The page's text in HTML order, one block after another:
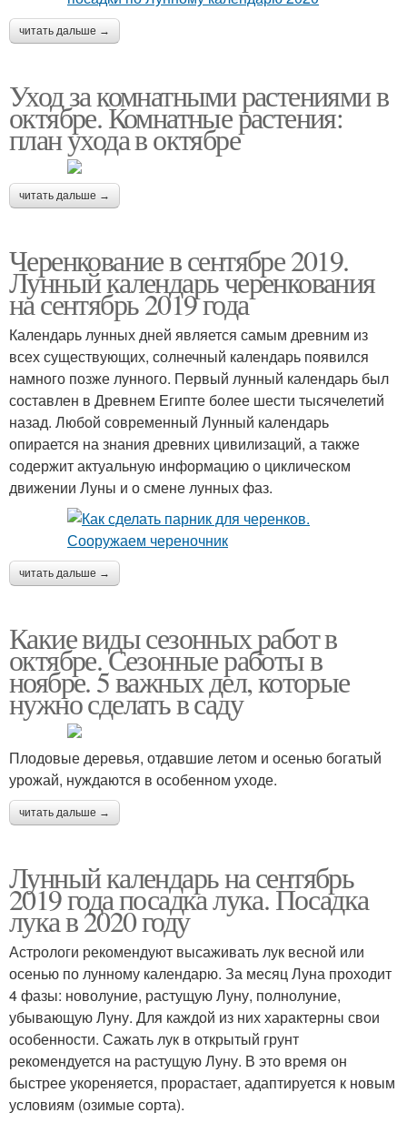
читать дальше →
Уход за комнатными растениями в
октябре. Комнатные растения:
план ухода в октябре
читать дальше →
Черенкование в сентябре 2019.
Лунный календарь черенкования
на сентябрь 2019 года
Календарь лунных дней является самым древним из
всех существующих, солнечный календарь появился
намного позже лунного. Первый лунный календарь был
составлен в Древнем Египте более шести тысячелетий
назад. Любой современный Лунный календарь
опирается на знания древних цивилизаций, а также
содержит актуальную информацию о циклическом
движении Луны и о смене лунных фаз.
читать дальше →
Какие виды сезонных работ в
октябре. Сезонные работы в
ноябре. 5 важных дел, которые
нужно сделать в саду
Плодовые деревья, отдавшие летом и осенью богатый
урожай, нуждаются в особенном уходе.
читать дальше →
Лунный календарь на сентябрь
2019 года посадка лука. Посадка
лука в 2020 году
Астрологи рекомендуют высаживать лук весной или
осенью по лунному календарю. За месяц Луна проходит
4 фазы: новолуние, растущую Луну, полнолуние,
убывающую Луну. Для каждой из них характерны свои
особенности. Сажать лук в открытый грунт
рекомендуется на растущую Луну. В это время он
быстрее укореняется, прорастает, адаптируется к новым
условиям (озимые сорта).